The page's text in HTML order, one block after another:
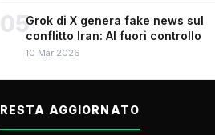
05Grok di X genera fake news sul
conflitto Iran: AI fuori controllo
10 Mar 2026
RESTA AGGIORNATO